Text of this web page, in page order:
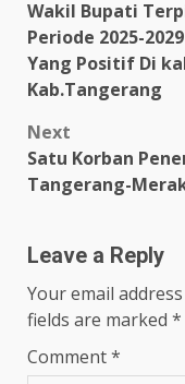
navigation
Wakil Bupati
Periode 2025-
Yang Positif Di
Kab.Tangerang
Next
Satu Korban
Tangerang-
Leave a Reply
Your email
fields are marked *
Comment*